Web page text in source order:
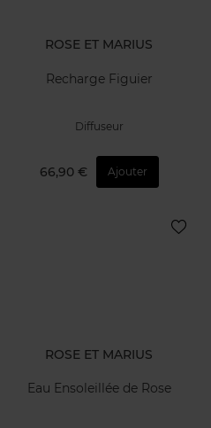
ROSE ET MARIUS
Recharge Figuier
Diffuseur
66,90 € Ajouter
ROSE ET MARIUS
Eau Ensoleillée de Rose